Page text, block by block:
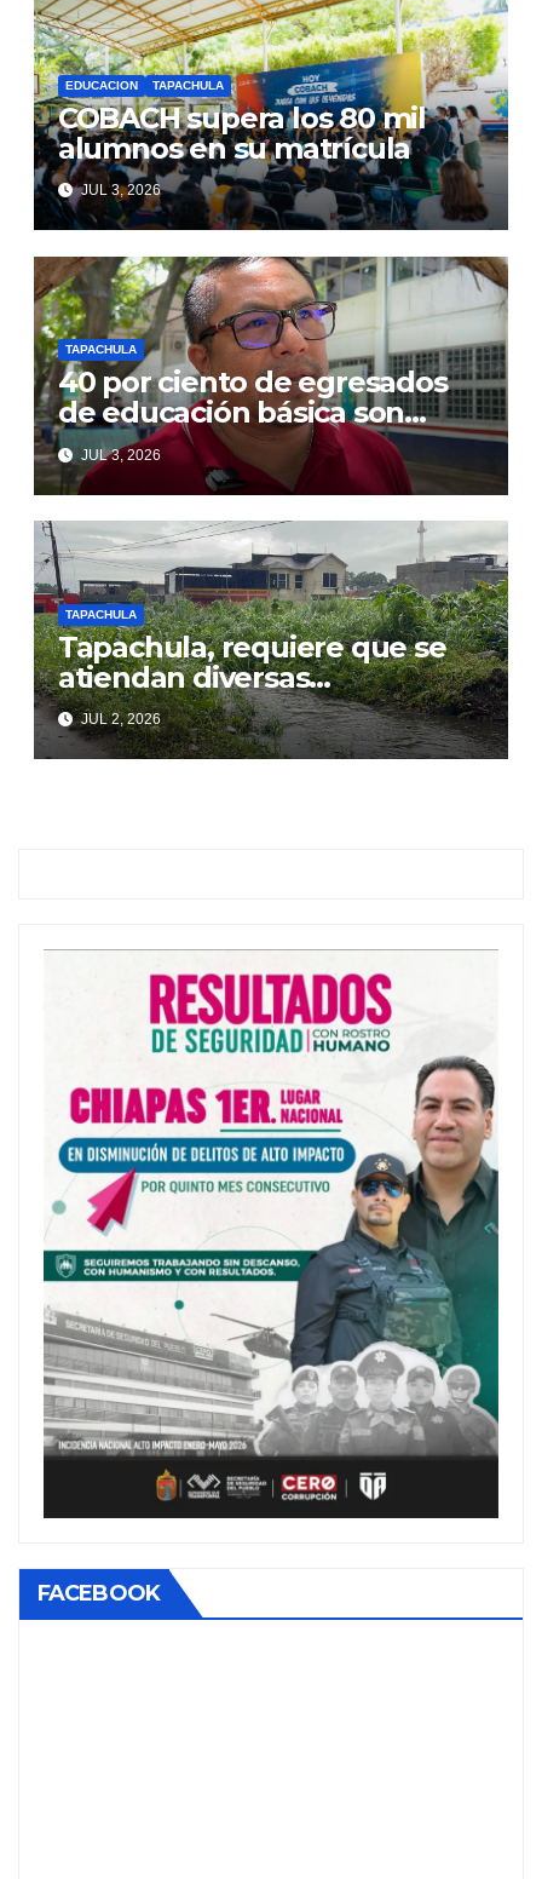
EDUCACION TAPACHULA
COBACH supera los 80 mil
alumnos en su matrícula
JUL 3, 2026
TAPACHULA
40 por ciento de egresados
de educación básica son
migrantes en Soconusco
JUL 3, 2026
TAPACHULA
Tapachula, requiere que se
atiendan diversas
necesidades seguridad, agua
potable y caminos.
JUL 2, 2026
FACEBOOK